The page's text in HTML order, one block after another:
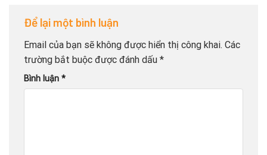
Để lại một bình luận
Email của bạn sẽ không được hiển thị công khai. Các
trường bắt buộc được đánh dấu *
Bình luận *